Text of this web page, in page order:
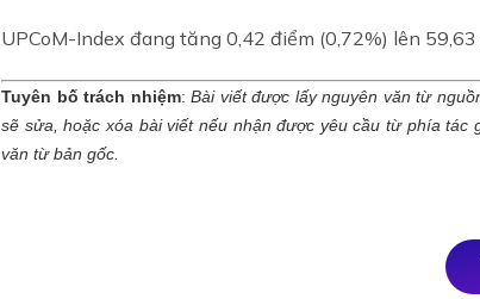
UPCoM-Index đang tăng 0,42 điểm (0,72%) lên
Tuyên bố trách nhiệm:Bài viết được lấy nguyên văn từ
sẽ sửa, hoặc xóa bài viết nếu nhận được yêu cầu từ phía
văn từ bản gốc.